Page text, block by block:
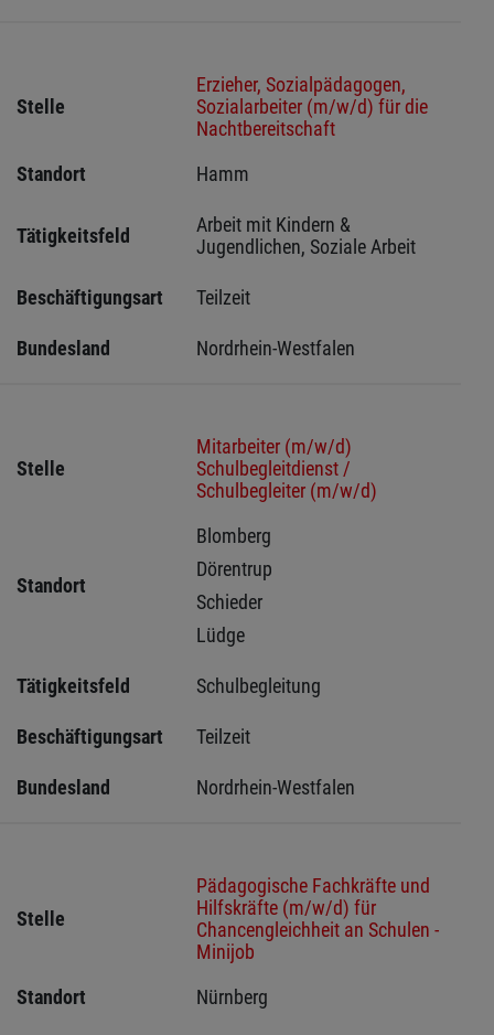
Stelle
Erzieher, Sozialpädagogen,
Sozialarbeiter (m/w/d) für die
Nachtbereitschaft
Standort
Hamm
Tätigkeitsfeld
Arbeit mit Kindern &
Jugendlichen, Soziale Arbeit
Beschäftigungsart Teilzeit
Bundesland Nordrhein-Westfalen
Stelle
Mitarbeiter (m/w/d)
Schulbegleitdienst /
Schulbegleiter (m/w/d)
Standort
Blomberg
Dörentrup
Schieder
Lüdge
Tätigkeitsfeld Schulbegleitung
Beschäftigungsart Teilzeit
Bundesland Nordrhein-Westfalen
Stelle
Pädagogische Fachkräfte und
Hilfskräfte (m/w/d) für
Chancengleichheit an Schulen -
Minijob
Standort
Nürnberg